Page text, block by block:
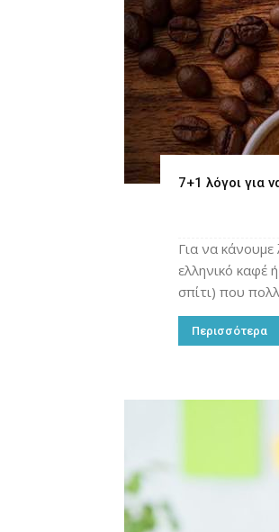
7+1 λόγοι για
Για να κάνουμε
ελληνικό καφέ
σπίτι) που
Περισσότερα